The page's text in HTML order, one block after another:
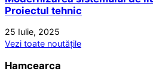
Proiectul tehnic
25 Iulie, 2025
Vezi toate noutățile
Hamcearca